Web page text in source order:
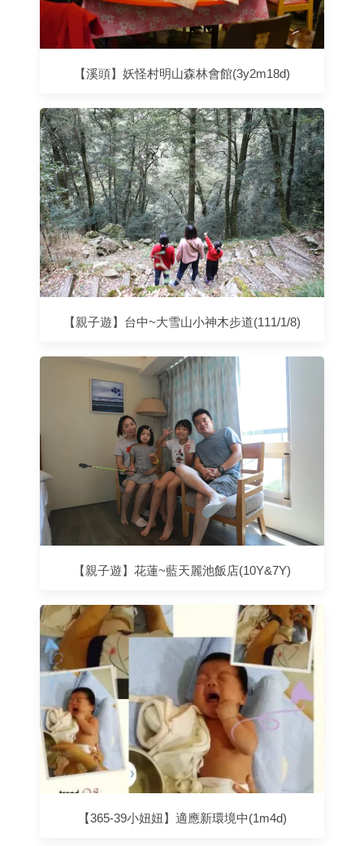
【溪頭】妖怪村明山森林會館(3y2m18d)
【親子遊】台中~大雪山小神木步道(111/1/8)
【親子遊】花蓮~藍天麗池飯店(10Y&7Y)
【365-39小妞妞】適應新環境中(1m4d)